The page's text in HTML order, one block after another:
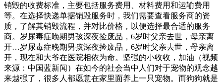
销毁的收费标准，主要包括服务费用、材料费用和运输费用
等。在选择快递单据销毁服务时，我们需要查看服务商的资
质，了解其销毁流程，并对比价格，以便选择最合适的服务
商。岁尿毒症晚期男孩深夜捡废品，6岁时父亲去世，母亲离
开…岁尿毒症晚期男孩深夜捡废品，6岁时父亲去世，母亲离
开，现在和大爷在医院相依为命。坚强的小收收，加油（视频
来源：中国蓝新闻）在如今的社会当中人们对于宠物的观念越
来越强了，很多人都愿意在家里面养上一只宠物。而狗狗就是